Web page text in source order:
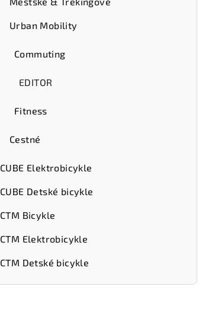
Urban Mobility
Commuting
EDITOR
Fitness
Cestné
CUBE Elektrobicykle
CUBE Detské bicykle
CTM Bicykle
CTM Elektrobicykle
CTM Detské bicykle